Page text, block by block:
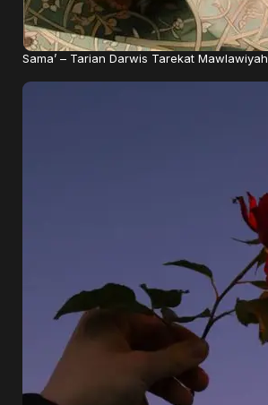
Sama’ – Tarian Darwis Tarekat Mawlawiyah